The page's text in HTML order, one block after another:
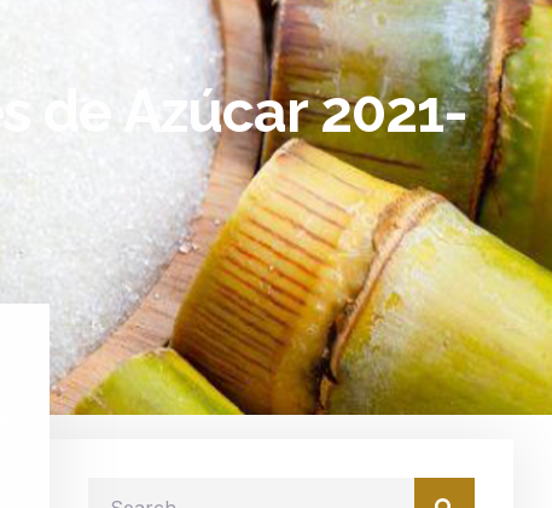
de Azúcar 2021-